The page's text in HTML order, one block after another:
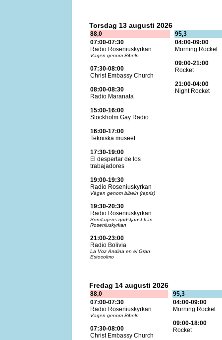
Torsdag 13 augusti 2026
88,0
95,3
07:00-07:30
Radio Roseniuskyrkan
Vägen genom Bibeln
07:30-08:00
Christ Embassy Church
08:00-08:30
Radio Maranata
15:00-16:00
Stockholm Gay Radio
16:00-17:00
Tekniska museet
17:30-19:00
El despertar de los
trabajadores
19:00-19:30
Radio Roseniuskyrkan
Vägen genom bibeln (repris)
19:30-20:30
Radio Roseniuskyrkan
Söndagens gudstjänst från
Roseniuskyrkan
21:00-23:00
Radio Bolivia
La Voz Andina en el Gran
Estocolmo
04:00-09:00
Morning Rocket
09:00-21:00
Rocket
21:00-04:00
Night Rocket
Fredag 14 augusti 2026
88,0
95,3
07:00-07:30
Radio Roseniuskyrkan
Vägen genom Bibeln
07:30-08:00
Christ Embassy Church
04:00-09:00
Morning Rocket
09:00-18:00
Rocket